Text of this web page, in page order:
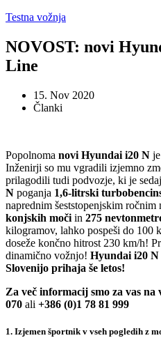
Testna vožnja
NOVOST: novi
Line
15. Nov 2020
Članki
Popolnoma novi Hyundai i20 N
Inženirji so mu vgradili izjemno
prilagodili tudi podvozje, ki je
N poganja 1,6-litrski
naprednim šeststopenjskim
konjskih moči in 275
kilogramov, lahko pospeši do 100
doseže končno hitrost 230 km/h!
dinamično vožnjo! Hyundai i20
Slovenijo prihaja še letos!
Za več informacij smo za vas
070 ali +386 (0)1 78 81 999
1. Izjemen športnik v vseh pogledih z